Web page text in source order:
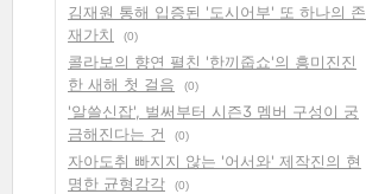
김재원 통해 입증된 '도시어부' 또 하나의 존
재가치
(0)
콜라보의 향연 펼친 '한끼줍쇼'의 흥미진진
한 새해 첫 걸음
(0)
'알쓸신잡', 벌써부터 시즌3 멤버 구성이 궁
금해진다는 건
(0)
자아도취 빠지지 않는 '어서와' 제작진의 현
명한 균형감각
(0)